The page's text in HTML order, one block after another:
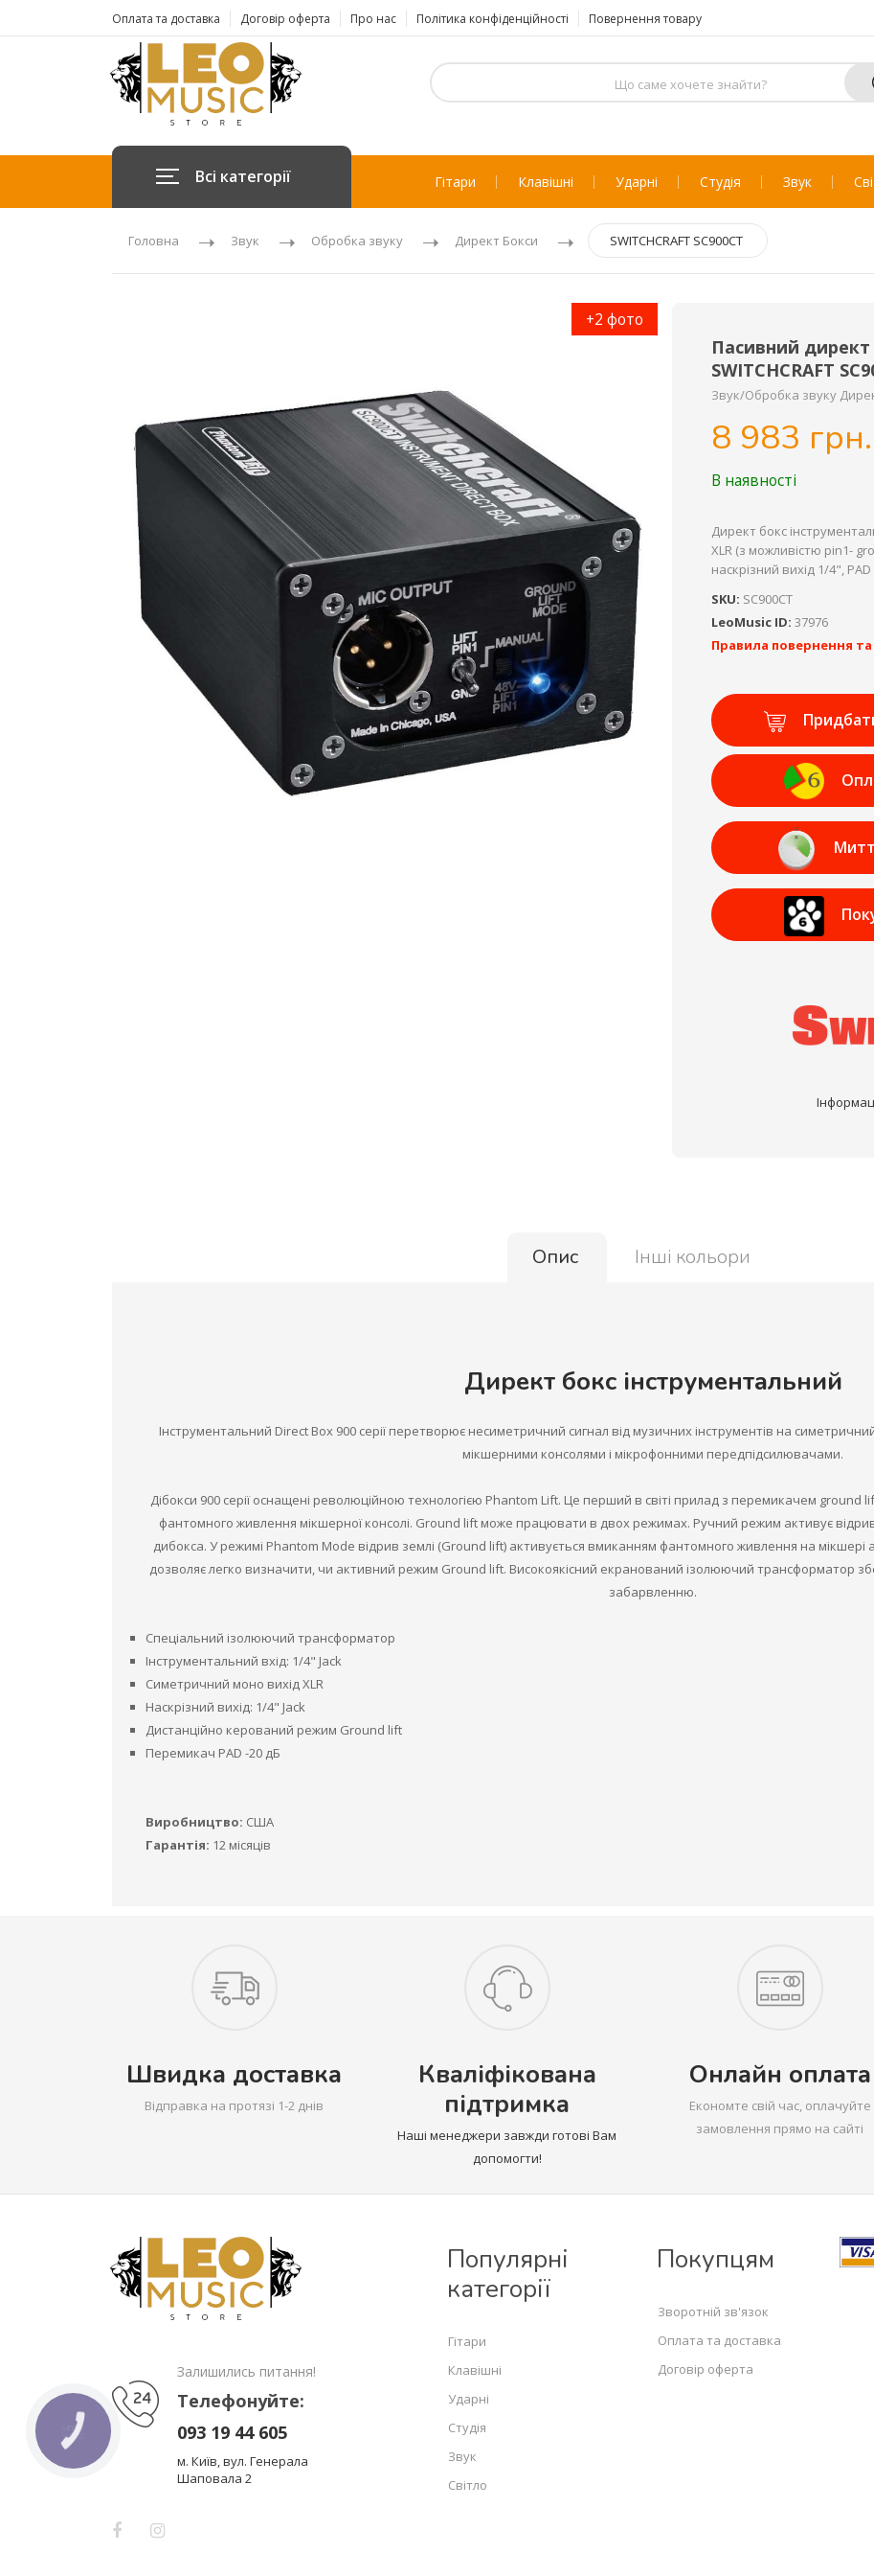
Оплата та доставка Договір оферта Про нас Політика конфіденційності Повернення товару
Всі категорії Гітари Клавішні Ударні Студія Звук
Головна Звук Обробка звуку Директ Бокси SWITCHCRAFT SC900CT
+2 фото
Пасивний директ
SWITCHCRAFT
Звук/Обробка звуку
8 983 грн.
В наявності
Директ бокс
XLR (з можливістю pin1-
наскрізний вихід 1/4",
SKU: SC900CT
LeoMusic ID: 37976
Правила повернення
Опис Інші кольори
Директ бокс інструментальний
Інструментальний Direct Box 900 серії перетворює несиметричний сигнал від музичних інструментів на
мікшерними консолями і мікрофонними передпідсилювачами.
Дібокси 900 серії оснащені революційною технологією Phantom Lift. Це перший в світі прилад з перемикачем
фантомного живлення мікшерної консолі. Ground lift може працювати в двох режимах. Ручний режим активує
дибокса. У режимі Phantom Mode відрив землі (Ground lift) активується вмиканням фантомного живлення на мікшері
дозволяє легко визначити, чи активний режим Ground lift. Високоякісний екранований ізолюючий трансформатор
забарвленню.
Спеціальний ізолюючий трансформатор
Інструментальний вхід: 1/4" Jack
Симетричний моно вихід XLR
Наскрізний вихід: 1/4" Jack
Дистанційно керований режим Ground lift
Перемикач PAD -20 дБ
Виробництво: США
Гарантія: 12 місяців
Швидка доставка
Відправка на протязі 1-2 днів
Кваліфікована
підтримка
Наші менеджери завжди готові Вам
допомогти!
Онлайн оплата
Економте свій час, оплачуйте
замовлення прямо на сайті
Залишились питання!
Телефонуйте:
093 19 44 605
м. Київ, вул. Генерала
Шаповала 2
Популярні
категорії
Гітари
Клавішні
Ударні
Студія
Звук
Світло
Покупцям
Зворотній зв'язок
Оплата та доставка
Договір оферта
КНОПКА
ЗВ'ЯЗКУ